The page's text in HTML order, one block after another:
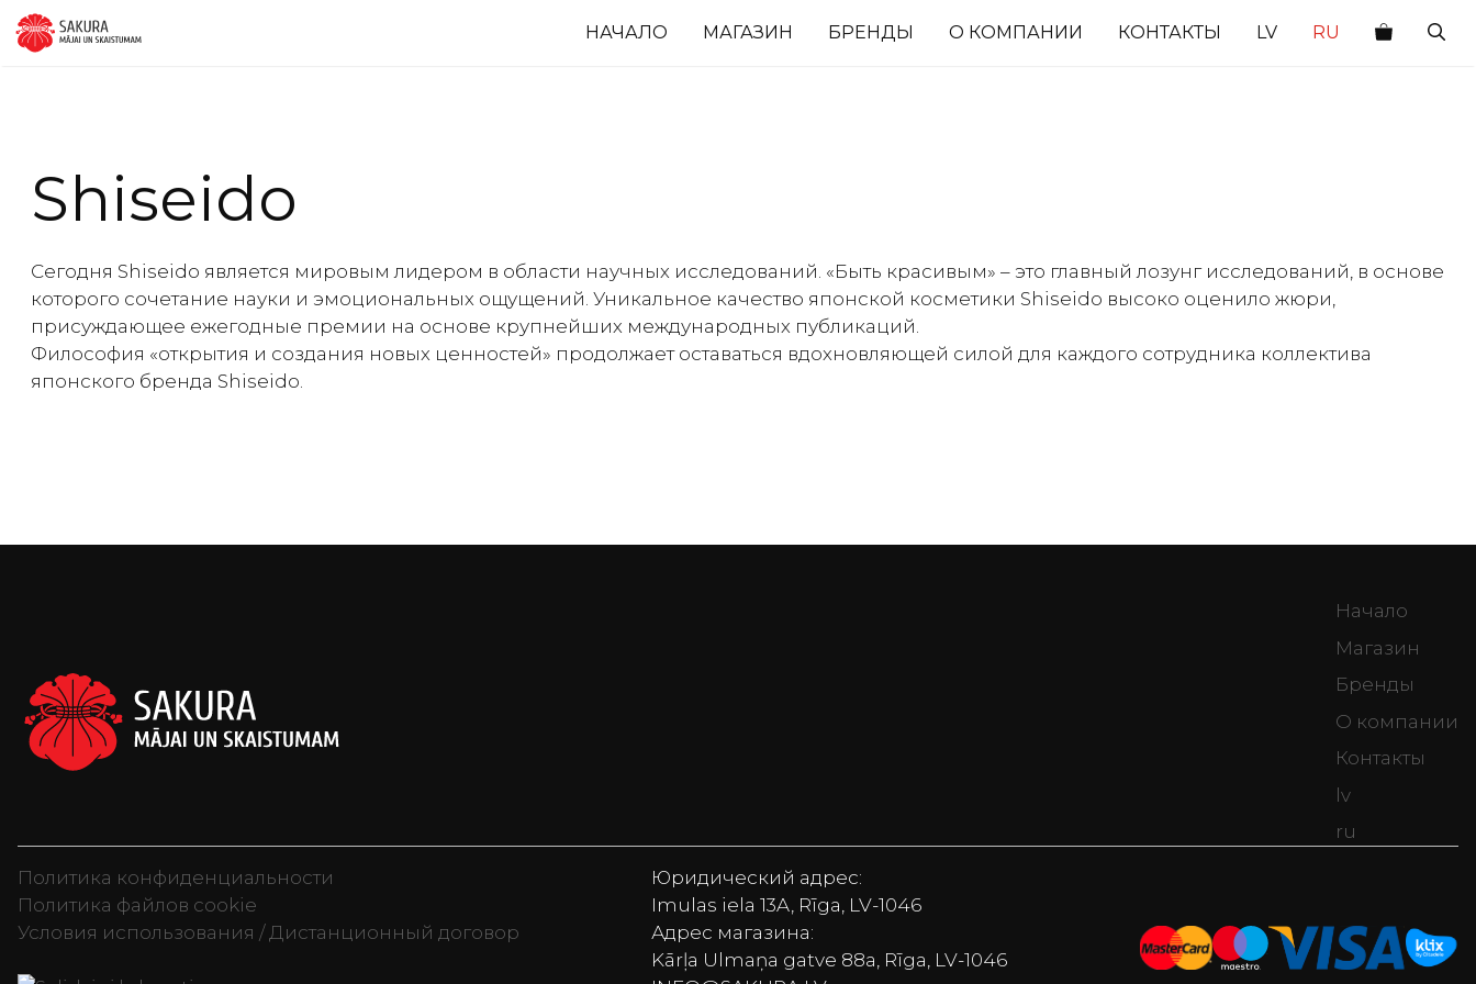
Перейти
НАЧАЛО МАГАЗИН БРЕНДЫ О КОМПАНИИ КОНТАКТЫ LV RU
Shiseido
Сегодня Shiseido является мировым лидером в области научных исследований. «Быть красивым» – это главный лозунг исследований, в основе
которого сочетание науки и эмоциональных ощущений. Уникальное качество японской косметики Shiseido высоко оценило жюри,
присуждающее ежегодные премии на основе крупнейших международных публикаций.
Философия «открытия и создания новых ценностей» продолжает оставаться вдохновляющей силой для каждого сотрудника коллектива
японского бренда Shiseido.
Начало
Магазин
Бренды
О компании
Контакты
lv
ru
Политика конфиденциальности
Политика файлов cookie
Условия использования / Дистанционный договор
Юридический адрес:
Imulas iela 13A, Rīga, LV-1046
Адрес магазина:
Kārļa Ulmaņa gatve 88a, Rīga, LV-1046